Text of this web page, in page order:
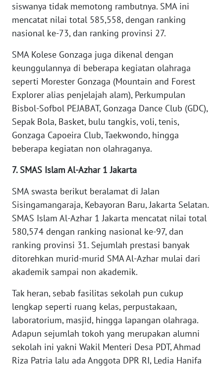
siswanya tidak memotong rambutnya. SMA ini
mencatat nilai total 585,558, dengan ranking
nasional ke-73, dan ranking provinsi 27.
SMA Kolese Gonzaga juga dikenal dengan
keunggulannya di beberapa kegiatan olahraga
seperti Morester Gonzaga (Mountain and Forest
Explorer alias penjelajah alam), Perkumpulan
Bisbol-Sofbol PEJABAT, Gonzaga Dance Club (GDC),
Sepak Bola, Basket, bulu tangkis, voli, tenis,
Gonzaga Capoeira Club, Taekwondo, hingga
beberapa kegiatan non olahraganya.
7. SMAS Islam Al-Azhar 1 Jakarta
SMA swasta berikut beralamat di Jalan
Sisingamangaraja, Kebayoran Baru, Jakarta Selatan.
SMAS Islam Al-Azhar 1 Jakarta mencatat nilai total
580,574 dengan ranking nasional ke-97, dan
ranking provinsi 31. Sejumlah prestasi banyak
ditorehkan murid-murid SMA Al-Azhar mulai dari
akademik sampai non akademik.
Tak heran, sebab fasilitas sekolah pun cukup
lengkap seperti ruang kelas, perpustakaan,
laboratorium, masjid, hingga lapangan olahraga.
Adapun sejumlah tokoh yang merupakan alumni
sekolah ini yakni Wakil Menteri Desa PDT, Ahmad
Riza Patria lalu ada Anggota DPR RI, Ledia Hanifa
WN
KEPULAUAN
SERIBU
WN
TANGERANG
WN
BINJAI
CIREBON
WN
INDRAMAYU
WN
KUNINGAN
MAJALENGKA
WN
WN
SUKABUMI
WN
PURWAKARTA